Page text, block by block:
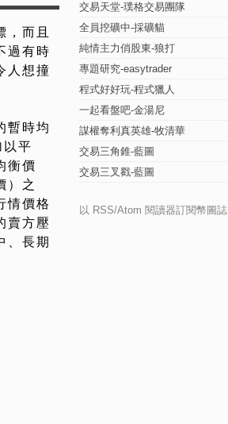
，而且
過有時
人想撞
暫時均
平
衡價
）之
情價格
賣方壓
、長期
交易天堂-璞格交易團隊
全員挖礦中-採礦貓
純情主力俏股東-狼打
專題研究-easytrader
程式好好玩-程式獵人
一起看盤吧-金湯尼
謀權奪利真英雄-牧清華
交易三角錐-藍圖
交易三叉戳-藍圖
以 RSS/Atom 閱讀器訂閱幣圖誌